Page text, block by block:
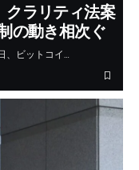
クラリティ法案
の動き相次ぐ
、ビットコイ…